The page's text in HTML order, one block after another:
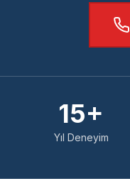
15+
Yıl Deneyim